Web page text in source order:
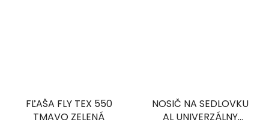
FĽAŠA FLY TEX 550
TMAVO ZELENÁ
NOSIČ NA SEDLOVKU
AL UNIVERZÁLNY